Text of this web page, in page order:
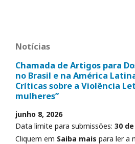
Notícias
Chamada de Artigos para
no Brasil e na América
Críticas sobre a Violência
mulheres”
junho 8, 2026
Data limite para submissões: 30
Cliquem em Saiba mais para ler a